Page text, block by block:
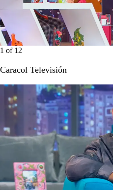
1 of 12
Caracol Televisión